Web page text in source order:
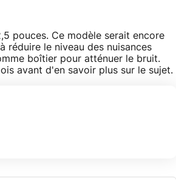
pouces. Ce modèle serait encore
réduire le niveau des nuisances
boîtier pour atténuer le bruit.
avant d'en savoir plus sur le sujet.